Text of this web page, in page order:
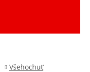
Všehochuť